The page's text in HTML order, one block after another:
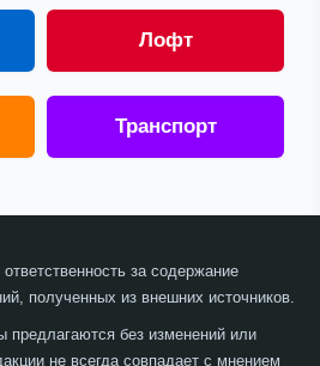
Лофт
Транспорт
за содержание
полученных из внешних источников.
предлагаются без изменений или
не всегда совпадает с мнением